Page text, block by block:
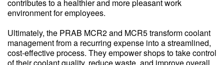
contributes to a healthier and more pleasant work
environment for employees.
Ultimately, the PRAB MCR2 and MCR5 transform coolant
management from a recurring expense into a streamlined,
cost-effective process. They empower shops to take control